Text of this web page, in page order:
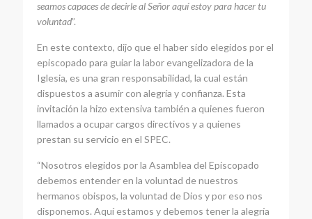
seamos capaces de decirle al Señor aquí estoy para hacer tu
voluntad”.
En este contexto, dijo que el haber sido elegidos por el
episcopado para guiar la labor evangelizadora de la
Iglesia, es una gran responsabilidad, la cual están
dispuestos a asumir con alegría y confianza. Esta
invitación la hizo extensiva también a quienes fueron
llamados a ocupar cargos directivos y a quienes
prestan su servicio en el SPEC.
“Nosotros elegidos por la Asamblea del Episcopado
debemos entender en la voluntad de nuestros
hermanos obispos, la voluntad de Dios y por eso nos
disponemos. Aquí estamos y debemos tener la alegría